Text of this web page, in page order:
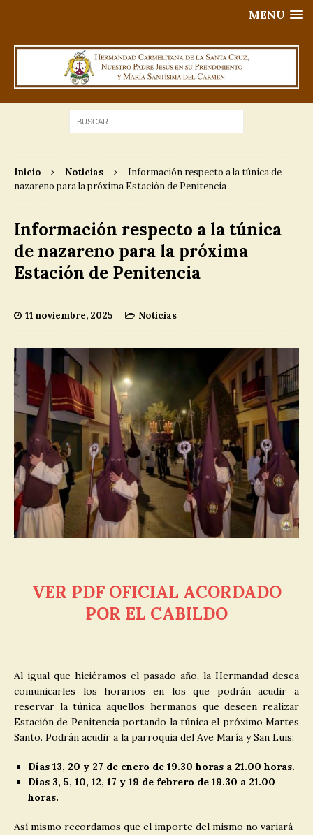
MENU
Inicio Noticias
Información respecto a la túnica de
nazareno para la próxima Estación de Penitencia
Información respecto a la túnica
de nazareno para la próxima
Estación de Penitencia
11 noviembre, 2025 Noticias
VER PDF OFICIAL ACORDADO
POR EL CABILDO
Al igual que hiciéramos el pasado año, la Hermandad desea
comunicarles los horarios en los que podrán acudir a
reservar la túnica aquellos hermanos que deseen realizar
Estación de Penitencia portando la túnica el próximo Martes
Santo. Podrán acudir a la parroquia del Ave María y San Luis:
Días 13, 20 y 27 de enero de 19.30 horas a 21.00 horas.
Días 3, 5, 10, 12, 17 y 19 de febrero de 19.30 a 21.00
horas.
Así mismo recordamos que el importe del mismo no variará